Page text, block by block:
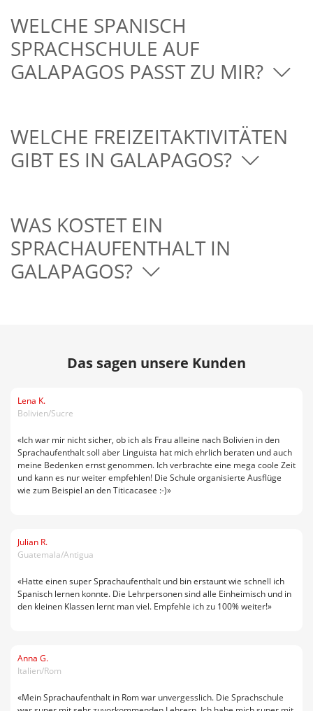
WELCHE SPANISCH
SPRACHSCHULE AUF
GALAPAGOS PASST ZU MIR?
WELCHE FREIZEITAKTIVITÄTEN
GIBT ES IN GALAPAGOS?
WAS KOSTET EIN
SPRACHAUFENTHALT IN
GALAPAGOS?
Das sagen unsere Kunden
Lena K.
Bolivien/Sucre
«Ich war mir nicht sicher, ob ich als Frau alleine nach Bolivien in den
Sprachaufenthalt soll aber Linguista hat mich ehrlich beraten und auch
meine Bedenken ernst genommen. Ich verbrachte eine mega coole Zeit
und kann es nur weiter empfehlen! Die Schule organisierte Ausflüge
wie zum Beispiel an den Titicacasee :-)»
Julian R.
Guatemala/Antigua
«Hatte einen super Sprachaufenthalt und bin erstaunt wie schnell ich
Spanisch lernen konnte. Die Lehrpersonen sind alle Einheimisch und in
den kleinen Klassen lernt man viel. Empfehle ich zu 100% weiter!»
Anna G.
Italien/Rom
«Mein Sprachaufenthalt in Rom war unvergesslich. Die Sprachschule